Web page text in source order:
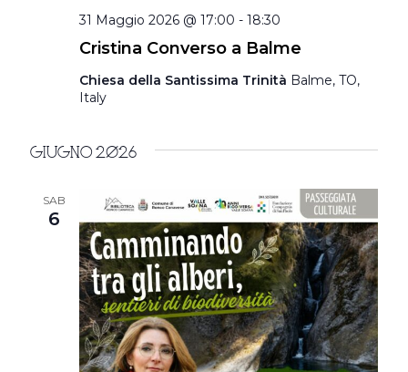
Cristina Converso a Balme
31 Maggio 2026 @ 17:00 - 18:30
Chiesa della Santissima Trinità Balme, TO,
Italy
Giugno 2026
SAB
6